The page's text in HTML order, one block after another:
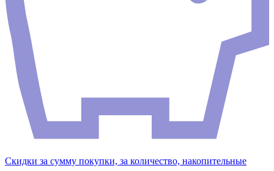
Скидки за сумму покупки, за количество, накопительные